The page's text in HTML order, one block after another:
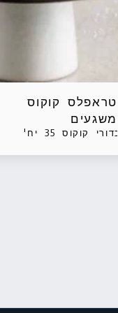
טראפלס קוקוס
משגעים
כדורי קוקוס 35 יח'